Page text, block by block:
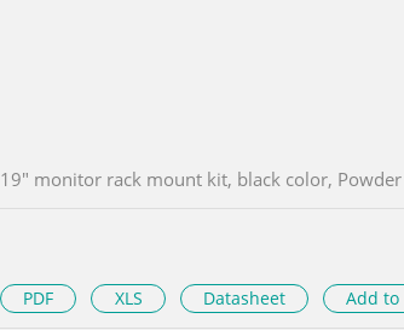
19" monitor rack mount kit, black color,
PDF XLS Datasheet Add to